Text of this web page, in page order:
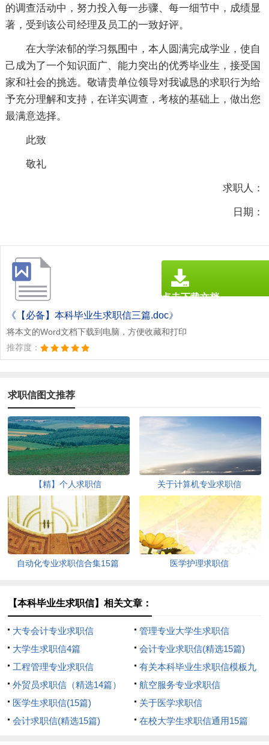
的调查活动中，努力投入每一步骤、每一细节中，成绩显
著，受到该公司经理及员工的一致好评。
在大学浓郁的学习氛围中，本人圆满完成学业，使自
己成为了一个知识面广、能力突出的优秀毕业生，接受国
家和社会的挑选。敬请贵单位领导对我诚恳的求职行为给
予充分理解和支持，在详实调查，考核的基础上，做出您
最满意选择。
此致
敬礼
求职人：
日期：
《【必备】本科毕业生求职信三篇.doc》
将本文的Word文档下载到电脑，方便收藏和打印
推荐度：
点击下载文档
文档为doc格式
求职信图文推荐
【精】个人求职信 关于计算机专业求职信
自动化专业求职信合集15篇 医学护理求职信
【本科毕业生求职信】相关文章：
大专会计专业求职信
管理专业大学生求职信
大学生求职信4篇
会计专业求职信(精选15篇)
工程管理专业求职信
有关本科毕业生求职信模板九
篇
外贸员求职信（精选14篇）
航空服务专业求职信
医学生求职信(15篇)
关于医学求职信
会计求职信(精选15篇)
在校大学生求职信通用15篇